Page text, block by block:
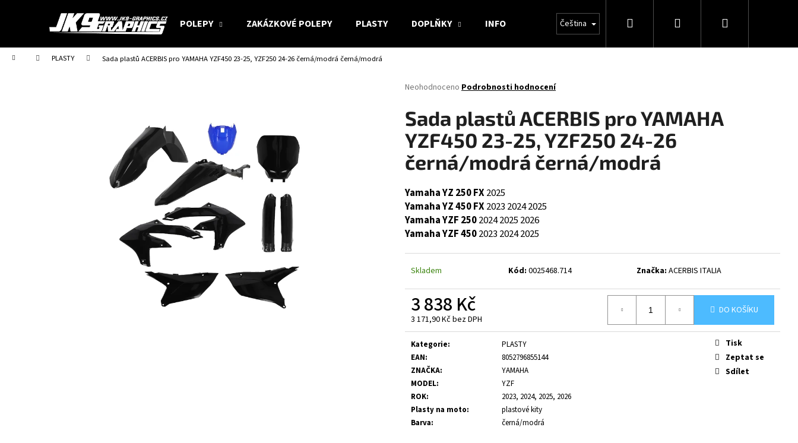
POLEPY ZAKÁZKOVÉ POLEPY PLASTY DOPLŇKY INFO Čeština Hledat PřihlášeníNákupní
Domů PLASTY Sada plastů ACERBIS pro YAMAHA YZF450 23-25, YZF250 24-26 černá/modrá černá/modrá
Průměrné
produktu
je
0,0
z
5
hvězdiček.
Neohodnoceno Podrobnosti hodnocení
Sada plastů ACERBIS pro YAMAHA
YZF450 23-25, YZF250 24-26
černá/modrá černá/modrá
Yamaha YZ 250 FX2025
Yamaha YZ 450 FX2023 20242025
Yamaha YZF 25020242025 2026
Yamaha YZF 4502023 20242025
Skladem Kód: 0025468.714 Značka: ACERBIS ITALIA
3 838 Kč
3 171,90 Kč bez DPH
Měrná
cena:
DO KOŠÍKU
Kategorie:
PLASTY
EAN:
8052796855144
ZNAČKA:
YAMAHA
MODEL:
YZF
ROK:
2023, 2024, 2025, 2026
Plasty na moto:
plastové kity
Barva: černá/modrá
Tisk
Zeptat se
Sdílet
í
Zpět
do
Zpět
do
Co potřebujete najít?
HLEDAT